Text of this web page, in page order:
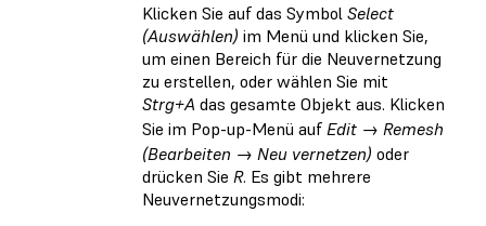
Klicken Sie auf das Symbol Select
(Auswählen) im Menü und klicken Sie,
um einen Bereich für die Neuvernetzung
zu erstellen, oder wählen Sie mit
Strg+A das gesamte Objekt aus. Klicken
Sie im Pop-up-Menü auf Edit → Remesh
(Bearbeiten → Neu vernetzen) oder
drücken Sie R. Es gibt mehrere
Neuvernetzungsmodi: